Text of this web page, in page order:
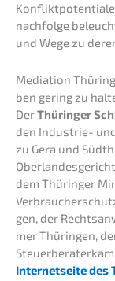
nachfolge
und Wege zu
Media­ti­on
ben gering zu
DerThürin­ger
den Indus­trie-
zu Gera und
dem Thürin­ger
gen, der
mer Thürin­gen,
Inter­net­sei­te des